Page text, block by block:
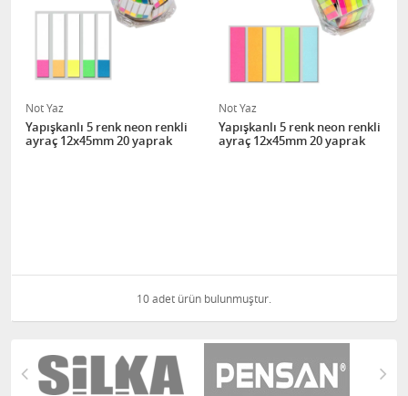
Not Yaz
Yapışkanlı 5 renk neon renkli
ayraç 12x45mm 20 yaprak
Not Yaz
Yapışkanlı 5 renk neon renkli
ayraç 12x45mm 20 yaprak
10 adet ürün bulunmuştur.